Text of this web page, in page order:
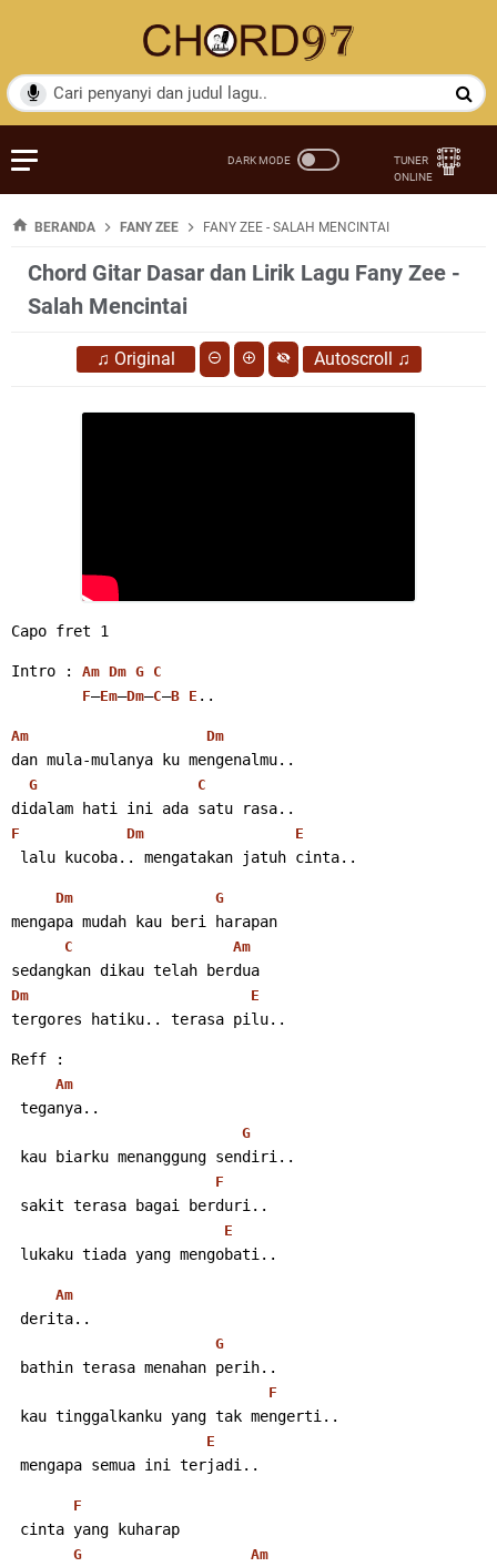
BERANDA FANY ZEE FANY ZEE - SALAH MENCINTAI
Chord Gitar Dasar dan Lirik Lagu Fany Zee -
Salah Mencintai
♫ Original Autoscroll ♫
Capo fret 1
Intro : Am Dm G C
F–Em–Dm–C–B E ..
Am Dm
dan mula-mulanya ku mengenalmu..
G C
didalam hati ini ada satu rasa..
F Dm E
lalu kucoba.. mengatakan jatuh cinta..
Dm G
mengapa mudah kau beri harapan
C Am
sedangkan dikau telah berdua
Dm E
tergores hatiku.. terasa pilu..
Reff :
Am
teganya..
G
kau biarku menanggung sendiri..
F
sakit terasa bagai berduri..
E
lukaku tiada yang mengobati..
Am
derita..
G
bathin terasa menahan perih..
F
kau tinggalkanku yang tak mengerti..
E
mengapa semua ini terjadi..
F
cinta yang kuharap
G Am